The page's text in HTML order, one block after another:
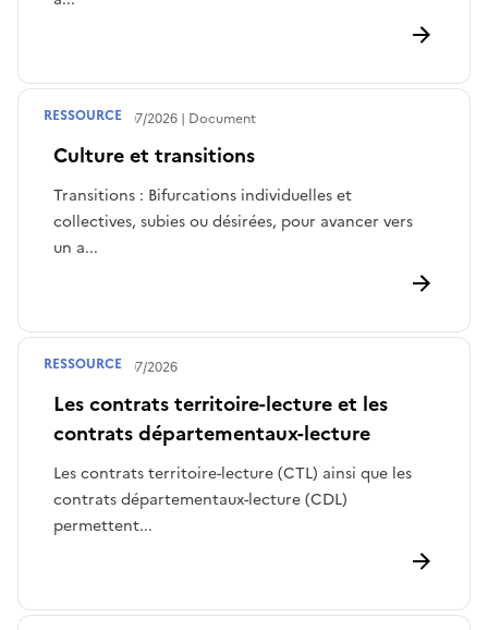
Culture et transitions
Transitions : Bifurcations individuelles et
collectives, subies ou désirées, pour avancer vers
un a...
Publié le29/07/2026 Document
RESSOURCE
Les contrats territoire-lecture et les
contrats départementaux-lecture
Les contrats territoire-lecture (CTL) ainsi que les
contrats départementaux-lecture (CDL)
permettent...
Publié le28/07/2026
RESSOURCE